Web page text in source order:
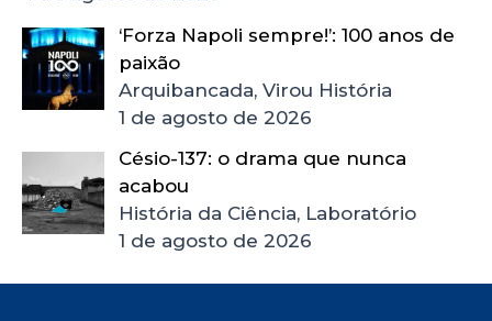
‘Forza Napoli sempre!’: 100 anos de
paixão
Arquibancada, Virou História
1 de agosto de 2026
Césio-137: o drama que nunca
acabou
História da Ciência, Laboratório
1 de agosto de 2026